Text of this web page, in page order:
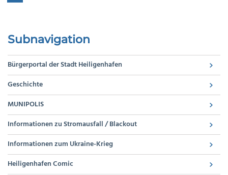
Subnavigation
Bürgerportal der Stadt Heiligenhafen
Geschichte
MUNIPOLIS
Informationen zu Stromausfall / Blackout
Informationen zum Ukraine-Krieg
Heiligenhafen Comic